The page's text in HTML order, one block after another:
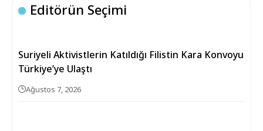
Editörün Seçimi
Suriyeli Aktivistlerin Katıldığı Filistin Kara Konvoyu
Türkiye’ye Ulaştı
Ağustos 7, 2026